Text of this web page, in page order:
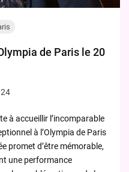
de Paris le 20
à accueillir l’incomparable
à l’Olympia de Paris
promet d’être mémorable,
une performance